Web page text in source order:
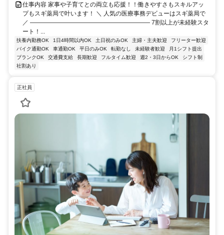
仕事内容 家事や子育てとの両立も応援！！働きやすさもスキルアッ
プもスギ薬局で叶います！ ＼ 人気の医療事務デビューはスギ薬局で
／ ―――――――――――――――――――― 7割以上が未経験スタ
ート！...
扶養内勤務OK 1日4時間以内OK 土日祝のみOK 主婦・主夫歓迎
フリーター歓迎
バイク通勤OK
車通勤OK 平日のみOK 転勤なし 未経験者歓迎
月1シフト提出
ブランクOK
交通費支給 長期歓迎 フルタイム歓迎 週2・3日からOK
シフト制
社割あり
正社員